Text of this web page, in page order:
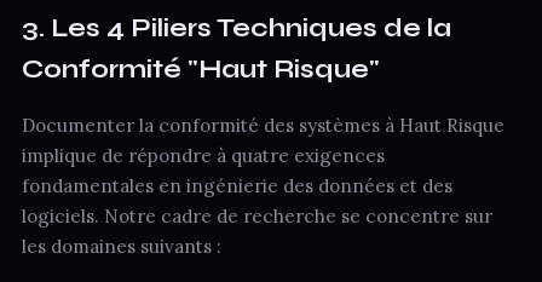
3. Les 4 Piliers Techniques de la
Conformité "Haut Risque"
Documenter la conformité des systèmes à Haut Risque
implique de répondre à quatre exigences
fondamentales en ingénierie des données et des
logiciels. Notre cadre de recherche se concentre sur
les domaines suivants :